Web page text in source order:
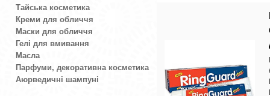
Тайська косметика
Креми для обличчя
Маски для обличчя
Гелі для вмивання
Масла
Парфуми, декоративна косметика
Аюрведичні шампуні